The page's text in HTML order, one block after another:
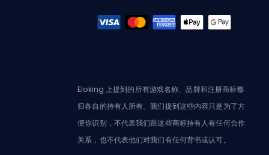
Eloking 上提到的所有游戏名称、品牌和注册商标都
归各自的持有人所有。我们提到这些内容只是为了方
便你识别，不代表我们跟这些商标持有人有任何合作
关系，也不代表他们对我们有任何背书或认可。